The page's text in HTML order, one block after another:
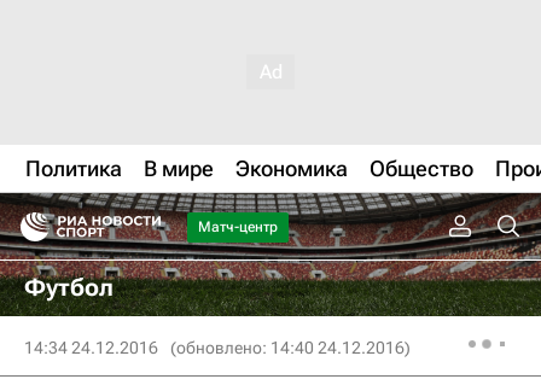
Политика В мире Экономика Общество
Матч-центр
Футбол
14:34 24.12.2016 (обновлено: 14:40 24.12.2016)